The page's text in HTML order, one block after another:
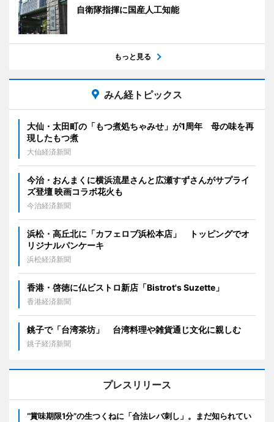
自衛隊指揮に国産人工知能
もっと見る
みん経トピックス
大仙・太田町の「もつ煮処ちゃみせ」が1周年 母の味を再
現したもつ煮
大仙経済新聞
今治・おんまくに横浜流星さんと広瀬すずさんがサプライ
ズ登壇 映画コラボ花火も
今治経済新聞
浜松・高丘北に「カフェロブ浜松本店」 トッピングでオ
リジナルパンケーキ
浜松経済新聞
香港・啓徳に仏ビストロ新店「Bistrot's Suzette」
香港経済新聞
銚子で「台湾茶坊」 台湾料理や雑貨通じ文化に親しむ
銚子経済新聞
プレスリリース
“賞味期限1分”の生つくねに「合法レバ刺し」。まだ知られてい